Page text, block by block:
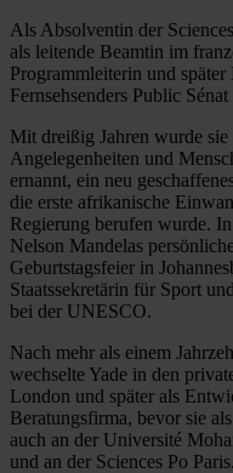
Als Absolventin der
als leitende Beamtin im
Programmleiterin und
Fernsehsenders Public
Mit dreißig Jahren wurde
Angelegenheiten und
ernannt, ein neu
die erste afrikanische
Regierung berufen wurde.
Nelson Mandelas
Geburtstagsfeier in
Staatssekretärin für Sport
bei der UNESCO.
Nach mehr als einem
wechselte Yade in den
London und später als
Beratungsfirma, bevor sie
auch an der Université
und an der Sciences Po Paris.